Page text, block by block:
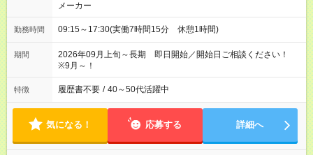
メーカー
勤務時間 09:15～17:30(実働7時間15分 休憩1時間)
期間
2026年09月上旬～長期 即日開始／開始日ご相談ください！
※9月～！
特徴 履歴書不要 / 40～50代活躍中
気になる！ 応募する 詳細へ